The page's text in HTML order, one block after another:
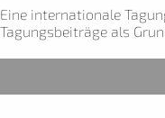
Eine internationale
Tagungsbeiträge als